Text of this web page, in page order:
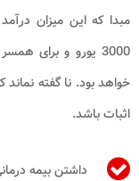
مبدا که این میزان
خواهد بود. نا گفته
اثبات باشد.
داشتن بیمه